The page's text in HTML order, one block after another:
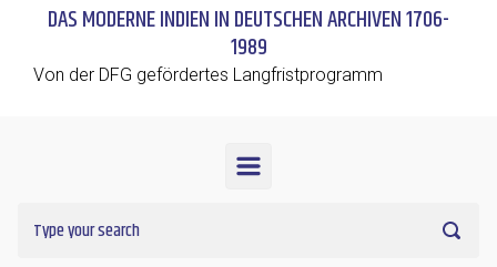
DAS MODERNE INDIEN IN DEUTSCHEN ARCHIVEN 1706-
1989
Von der DFG gefördertes Langfristprogramm